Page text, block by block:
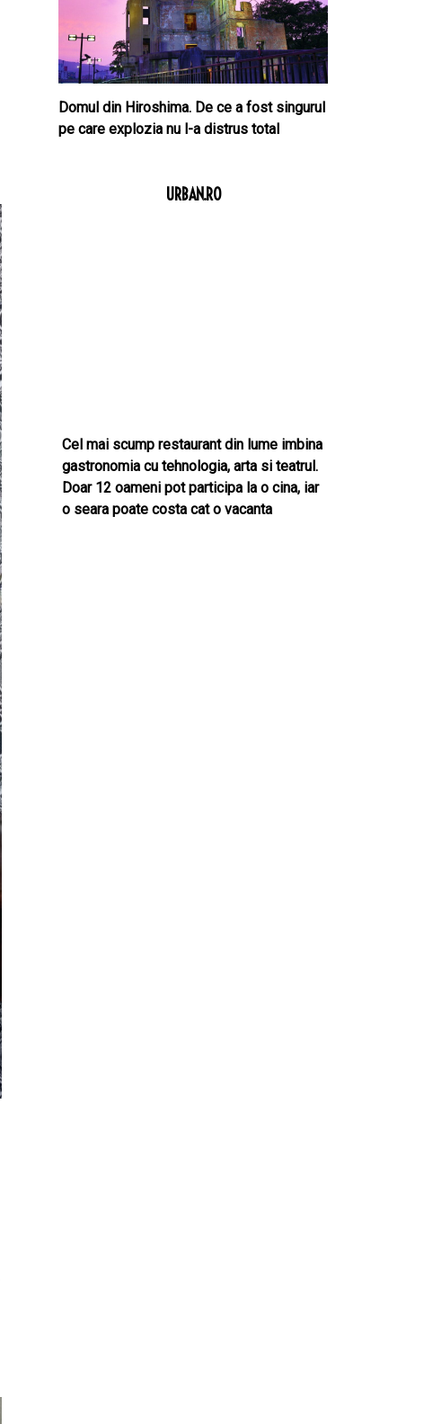
Domul din Hiroshima. De ce a fost singurul
pe care explozia nu l-a distrus total
URBAN.RO
Cel mai scump restaurant din lume imbina
gastronomia cu tehnologia, arta si teatrul.
Doar 12 oameni pot participa la o cina, iar
o seara poate costa cat o vacanta